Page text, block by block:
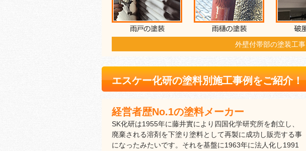
外壁付帯部の塗装工事
エスケー化研の塗料別施工事例をご紹介！
経営者歴No.1の塗料メーカー
SK化研は1955年に藤井實により四国化学研究所を創立し、
廃棄される溶剤を下塗り塗料として再製に成功し販売する事
になったみたいです。それを基盤に1963年に法人化し1991